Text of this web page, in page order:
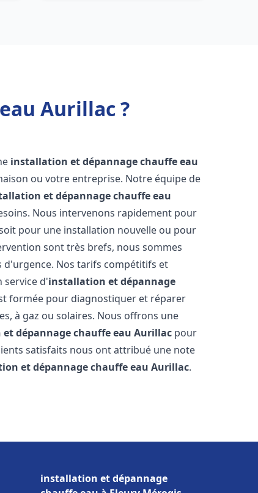
Aurillac ?
installation et dépannage chauffe eau
ou votre entreprise. Notre équipe de
et dépannage chauffe eau
Nous intervenons rapidement pour
pour une installation nouvelle ou pour
sont très brefs, nous sommes
d'urgence. Nos tarifs compétitifs et
d'installation et dépannage
formée pour diagnostiquer et réparer
à gaz ou solaires. Nous offrons une
dépannage chauffe eau Aurillac pour
satisfaits nous ont attribué une note
et dépannage chauffe eau Aurillac.
installation et dépannage